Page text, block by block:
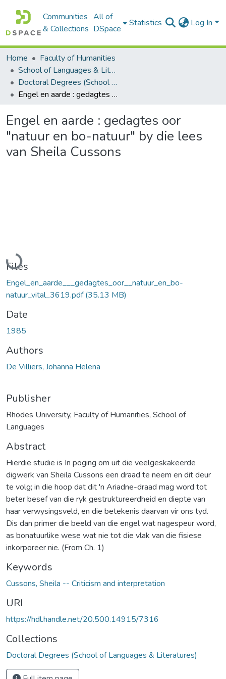
Communities
& Collections
All of
DSpace
Statistics Log In
Home
Faculty of Humanities
School of Languages & Literatures
Doctoral Degrees (School of Languages & Literatures)
Engel en aarde : gedagtes oor "natuur en bo-natuur" by die lees van Sheila Cussons
Engel en aarde : gedagtes oor
"natuur en bo-natuur" by die lees
van Sheila Cussons
Loading...
Files
Engel_en_aarde___gedagtes_oor__natuur_en_bo-
natuur_vital_3619.pdf(35.13 MB)
Date
1985
Authors
De Villiers, Johanna Helena
Publisher
Rhodes University, Faculty of Humanities, School of
Languages
Abstract
Hierdie studie is In poging om uit die veelgeskakeerde
digwerk van Sheila Cussons een draad te neem en dit deur
te volg; in die hoop dat dit 'n Ariadne-draad mag word tot
beter besef van die ryk gestruktureerdheid en diepte van
haar verwysingsveld, en die betekenis daarvan vir ons tyd.
Dis dan primer die beeld van die engel wat nagespeur word,
as bonatuurlike wese wat nie tot die vlak van die fisiese
inkorporeer nie. (From Ch. 1)
Keywords
Cussons, Sheila -- Criticism and interpretation
URI
https://hdl.handle.net/20.500.14915/7316
Collections
Doctoral Degrees (School of Languages & Literatures)